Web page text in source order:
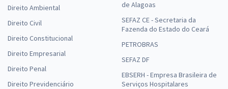
Direito Ambiental
Direito Civil
Direito Constitucional
Direito Empresarial
Direito Penal
Direito Previdenciário
de Alagoas
SEFAZ CE - Secretaria da
Fazenda do Estado do Ceará
PETROBRAS
SEFAZ DF
EBSERH - Empresa Brasileira de
Serviços Hospitalares